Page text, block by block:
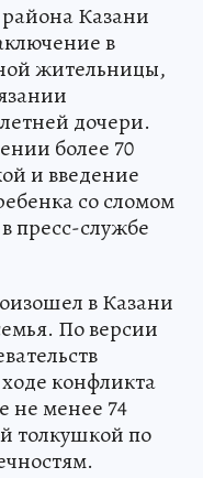
Казани
в
жительницы,
дочери.
более 70
и введение
со сломом
пресс-службе
в Казани
По версии
конфликта
не менее 74
толкушкой по